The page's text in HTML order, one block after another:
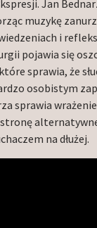
Jan
muzykę
i
pojawia się
sprawia, że
osobistym
sprawia
na dłużej.